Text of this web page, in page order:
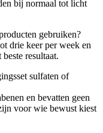
bij normaal tot licht
gebruiken?
drie keer per week en
resultaat.
sulfaten of
en bevatten geen
voor wie bewust kiest